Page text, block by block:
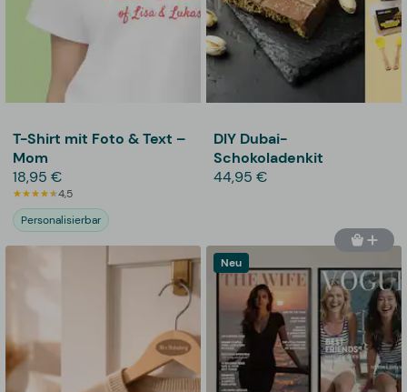
T-Shirt mit Foto & Text –
Mom
18,95 €
4,5
Personalisierbar
DIY Dubai-
Schokoladenkit
44,95 €
Neu